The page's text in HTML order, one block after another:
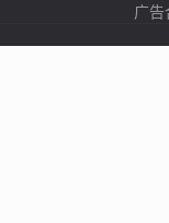
广